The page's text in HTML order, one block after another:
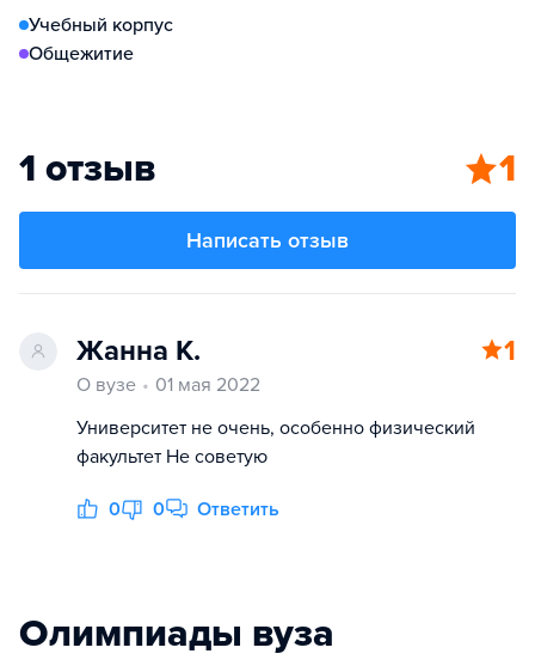
Учебный корпус
Общежитие
1 отзыв 1
Написать отзыв
Жанна К. 1
О вузе
01 мая 2022
Университет не очень, особенно физический
факультет Не советую
0 0 Ответить
Олимпиады вуза